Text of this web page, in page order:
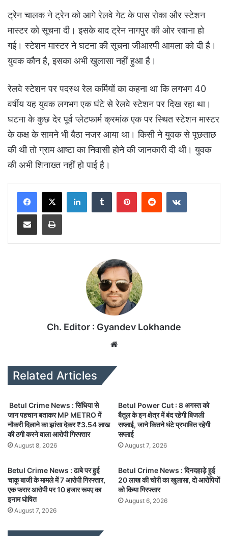
ट्रेन चालक ने ट्रेन को आगे रेलवे गेट के पास रोका और स्टेशन
मास्टर को सूचना दी। इसके बाद ट्रेन नागपुर की ओर रवाना हो
गई। स्टेशन मास्टर ने घटना की सूचना जीआरपी आमला को दी है।
युवक कौन है, इसका अभी खुलासा नहीं हुआ है।
रेलवे स्टेशन पर पदस्थ रेल कर्मियों का कहना था कि लगभग 40
वर्षीय यह युवक लगभग एक घंटे से रेलवे स्टेशन पर दिख रहा था।
घटना के कुछ देर पूर्व प्लेटफार्म क्रमांक एक पर स्थित स्टेशन मास्टर
के कक्ष के सामने भी बैठा नजर आया था। किसी ने युवक से पूछताछ
की थी तो ग्राम आष्टा का निवासी होने की जानकारी दी थी। युवक
की अभी शिनाख्त नहीं हो पाई है।
Ch. Editor : Gyandev Lokhande
Related Articles
Betul Crime News : सिंधिया से
जान पहचान बताकर MP METRO में
नौकरी दिलाने का झांसा देकर ₹3.54 लाख
की ठगी करने वाला आरोपी गिरफ्तार
August 8, 2026
Betul Power Cut : 8 अगस्त को
बैतूल के इन क्षेत्र में बंद रहेगी बिजली
सप्लाई, जाने कितने घंटे प्रभावित रहेगी
सप्लाई
August 7, 2026
Betul Crime News : ढाबे पर हुई
चाकू बाजी के मामले में 7 आरोपी गिरफ्तार,
एक फरार आरोपी पर 10 हजार रूपए का
इनाम घोषित
August 7, 2026
Betul Crime News : दिनदहाड़े हुई
20 लाख की चोरी का खुलासा, दो आरोपियों
को किया गिरफ्तार
August 6, 2026